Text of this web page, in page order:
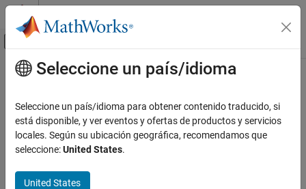
Saltar al contenido
Mostrar/ocultar menú de navegación
Inicio de Documentación
Contenido principal
How useful was this information?
Seleccione un país/idioma
Seleccione un país/idioma para obtener contenido traducido, si
está disponible, y ver eventos y ofertas de productos y servicios
locales. Según su ubicación geográfica, recomendamos que
seleccione:United States.
United States